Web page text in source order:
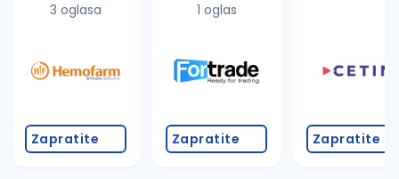
3 oglasa
Zapratite
1 oglas
Zapratite Zapratite